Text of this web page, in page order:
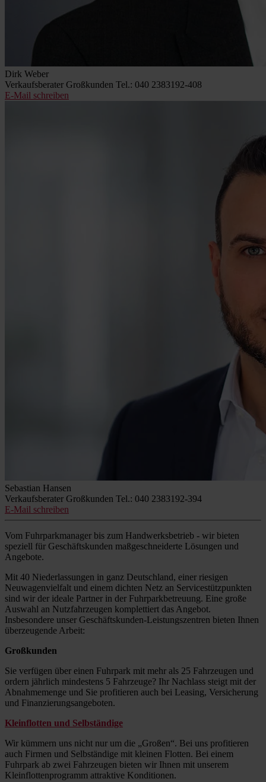
Dirk Weber
Verkaufsberater Großkunden Tel.: 040 2383192-408
E-Mail schreiben
Sebastian Hansen
Verkaufsberater Großkunden Tel.: 040 2383192-394
E-Mail schreiben
Vom Fuhrparkmanager bis zum Handwerksbetrieb - wir bieten
speziell für Geschäftskunden maßgeschneiderte Lösungen und
Angebote.
Mit 40 Niederlassungen in ganz Deutschland, einer riesigen
Neuwagenvielfalt und einem dichten Netz an Servicestützpunkten
sind wir der ideale Partner in der Fuhrparkbetreuung. Eine große
Auswahl an Nutzfahrzeugen komplettiert das Angebot.
Insbesondere unser Geschäftskunden-Leistungszentren bieten Ihnen
überzeugende Arbeit:
Großkunden
Sie verfügen über einen Fuhrpark mit mehr als 25 Fahrzeugen und
ordern jährlich mindestens 5 Fahrzeuge? Ihr Nachlass steigt mit der
Abnahmemenge und Sie profitieren auch bei Leasing, Versicherung
und Finanzierungsangeboten.
Kleinflotten und Selbständige
Wir kümmern uns nicht nur um die „Großen“. Bei uns profitieren
auch Firmen und Selbständige mit kleinen Flotten. Bei einem
Fuhrpark ab zwei Fahrzeugen bieten wir Ihnen mit unserem
Kleinflottenprogramm attraktive Konditionen.